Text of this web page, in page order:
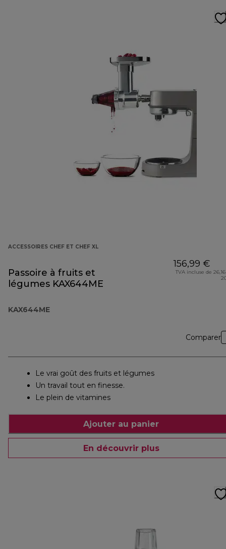
ACCESSOIRES CHEF ET CHEF XL
Passoire à fruits et
légumes KAX644ME
KAX644ME
156,99 €
TVA incluse de
Comparer
Le vrai goût des fruits et légumes
Un travail tout en finesse.
Le plein de vitamines
Ajouter au panier
En découvrir plus